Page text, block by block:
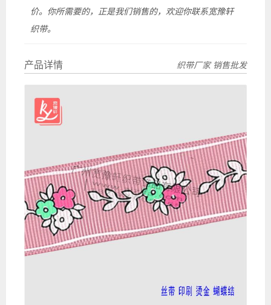
价。你所需要的，正是我们销售的，欢迎你联系宽豫轩
织带。
产品详情 织带厂家 销售批发